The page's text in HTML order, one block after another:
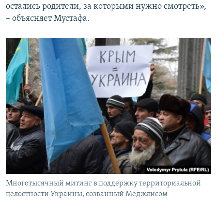
остались родители, за которыми нужно смотреть»,
– объясняет Мустафа.
Многотысячный митинг в поддержку территориальной
целостности Украины, созванный Меджлисом